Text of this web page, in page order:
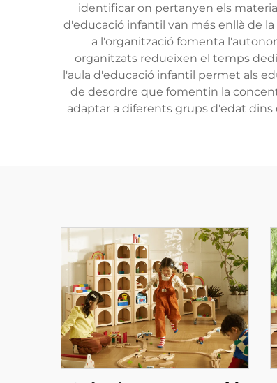
identificar on pertanyen els
d'educació infantil van més enllà de
a l'organització fomenta
organitzats redueixen el temps
l'aula d'educació infantil permet als
de desordre que fomentin la
adaptar a diferents grups d'edat